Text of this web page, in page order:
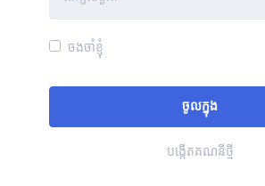
ចងចាំខ្ញុំ
បង្កើតគណនីថ្មី